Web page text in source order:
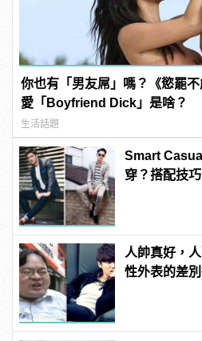
你也有「男友屌」嗎？《慾罷
愛「Boyfriend Dick」是啥？
生活話題
Smart
穿？搭配技
人帥真好，
性外表的差